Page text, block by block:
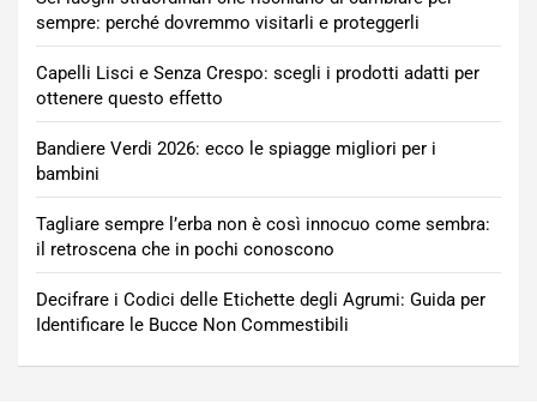
sempre: perché dovremmo visitarli e proteggerli
Capelli Lisci e Senza Crespo: scegli i prodotti adatti per
ottenere questo effetto
Bandiere Verdi 2026: ecco le spiagge migliori per i
bambini
Tagliare sempre l’erba non è così innocuo come sembra:
il retroscena che in pochi conoscono
Decifrare i Codici delle Etichette degli Agrumi: Guida per
Identificare le Bucce Non Commestibili